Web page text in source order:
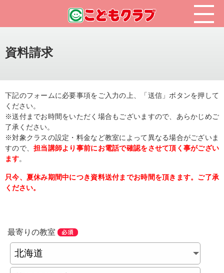
資料請求
下記のフォームに必要事項をご入力の上、「送信」ボタンを押して
ください。
※送付までお時間をいただく場合もございますので、あらかじめご
了承ください。
※対象クラスの設定・料金など教室によって異なる場合がございま
すので、担当講師より事前にお電話で確認をさせて頂く事がござい
ます。
只今、夏休み期間中につき資料送付までお時間を頂きます。ご了承
ください。
最寄りの教室